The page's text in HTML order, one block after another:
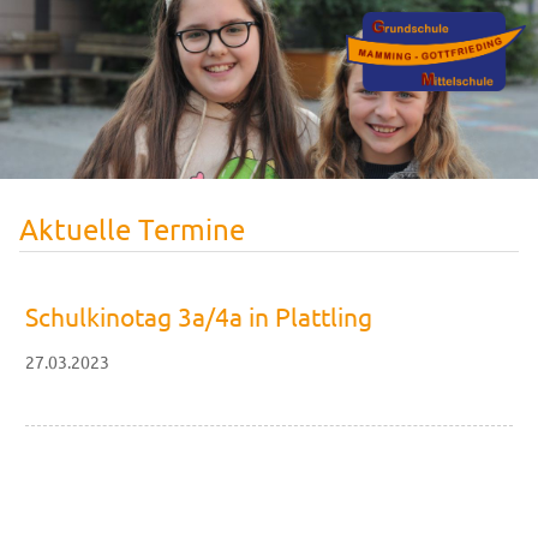
Aktuelle Termine
Schulkinotag 3a/4a in Plattling
27.03.2023